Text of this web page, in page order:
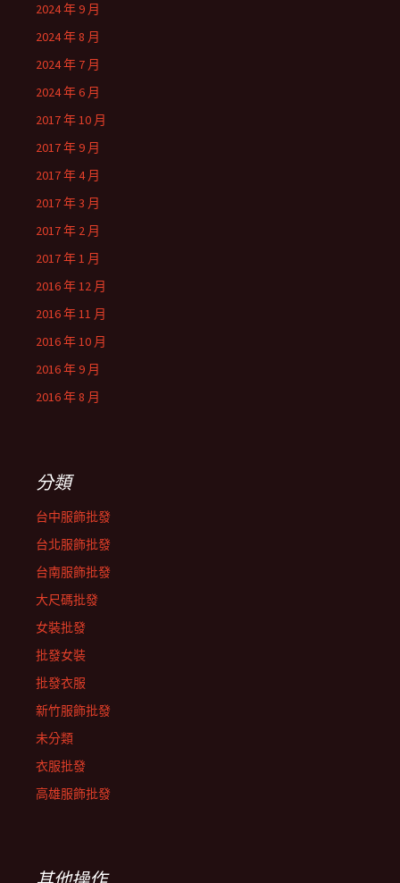
2024 年 9 月
2024 年 8 月
2024 年 7 月
2024 年 6 月
2017 年 10 月
2017 年 9 月
2017 年 4 月
2017 年 3 月
2017 年 2 月
2017 年 1 月
2016 年 12 月
2016 年 11 月
2016 年 10 月
2016 年 9 月
2016 年 8 月
分類
台中服飾批發
台北服飾批發
台南服飾批發
大尺碼批發
女裝批發
批發女裝
批發衣服
新竹服飾批發
未分類
衣服批發
高雄服飾批發